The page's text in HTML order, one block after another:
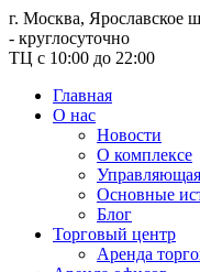
г. Москва, Ярославское
- круглосуточно
ТЦ с 10:00 до 22:00
Главная
О нас
Новости
О комплексе
Основные
Блог
Торговый центр
Аренда